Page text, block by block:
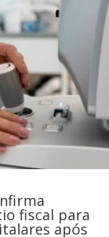
fiscal para
após